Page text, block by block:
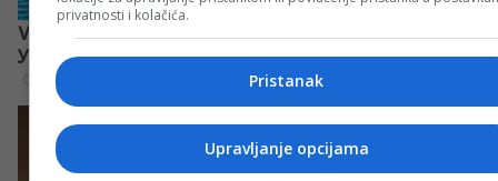
privatnosti i kolačića.
Pristanak
Upravljanje opcijama